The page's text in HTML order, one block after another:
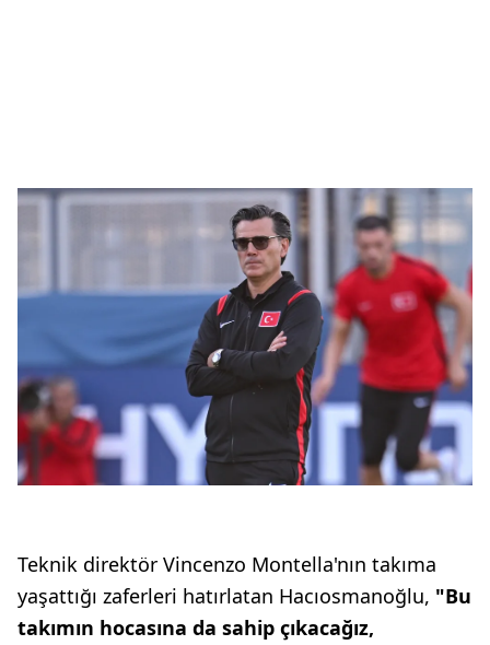
Teknik direktör Vincenzo Montella'nın takıma
yaşattığı zaferleri hatırlatan Hacıosmanoğlu, "Bu
takımın hocasına da sahip çıkacağız,